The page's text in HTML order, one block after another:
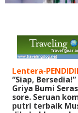
Lentera-
“Siap,
Griya Bumi
sore. Seruan
putri terbaik